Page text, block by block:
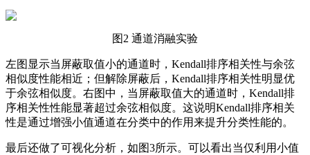
图2 通道消融实验
左图显示当屏蔽取值小的通道时，Kendall排序相关性与余弦
相似度性能相近；但解除屏蔽后，Kendall排序相关性明显优
于余弦相似度。右图中，当屏蔽取值大的通道时，Kendall排
序相关性性能显著超过余弦相似度。这说明Kendall排序相关
性是通过增强小值通道在分类中的作用来提升分类性能的。
最后还做了可视化分析，如图3所示。可以看出当仅利用小值